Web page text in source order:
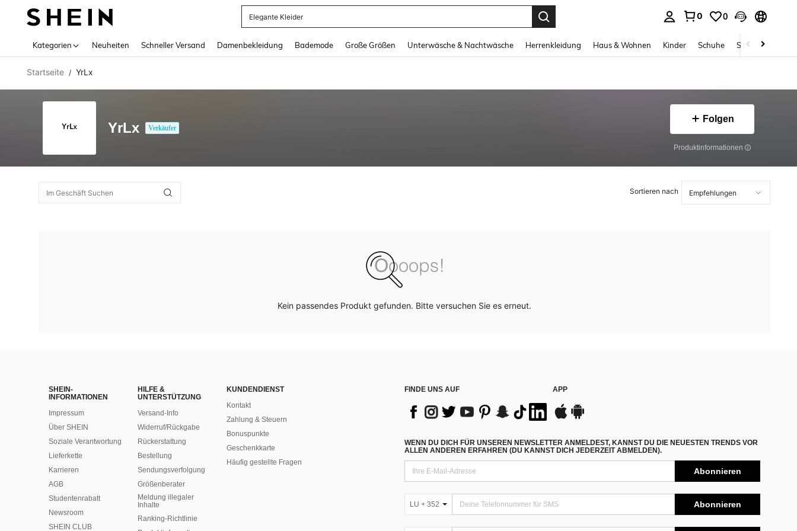
Elegante Kleider
0 0
Kategorien Neuheiten Schneller Versand Damenbekleidung Bademode Große Größen Unterwäsche & Nachtwäsche Herrenkleidung Haus & Wohnen Kinder Schuhe Schmuck &
Startseite / YrLx
YrLx Verkäufer
Folgen
Produktinformationen
Sortieren nach
Kein passendes Produkt gefunden. Bitte versuchen Sie es erneut.
SHEIN-
INFORMATIONEN
Impressum
Über SHEIN
Soziale Verantwortung
Lieferkette
Karrieren
AGB
Studentenrabatt
Newsroom
SHEIN CLUB
HILFE &
UNTERSTÜTZUNG
Versand-Info
Widerruf/Rückgabe
Rückerstattung
Bestellung
Sendungsverfolgung
Größenberater
Meldung illegaler
Inhalte
Ranking-Richtlinie
KUNDENDIENST
Kontakt
Zahlung & Steuern
Bonuspunkte
Geschenkkarte
Häufig gestellte Fragen
FINDE UNS AUF APP
WENN DU DICH FÜR UNSEREN NEWSLETTER ANMELDEST, KANNST DU DIE NEUESTEN TRENDS VOR
ALLEN ANDEREN ERFAHREN (DU KANNST DICH JEDERZEIT ABMELDEN).
Abonnieren
LU + 352 Abonnieren